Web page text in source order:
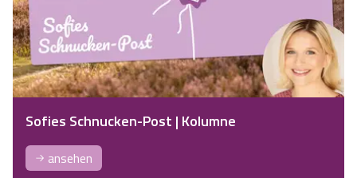
Sofies Schnucken-Post | Kolumne
ansehen